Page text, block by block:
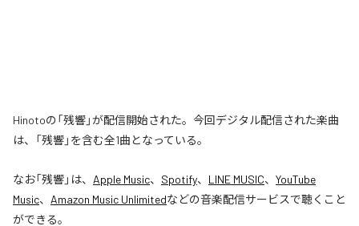
Hinotoの「残響」が配信開始された。今回デジタル配信された楽曲
は、「残響」を含む全1曲となっている。
なお「残響」は、 Apple Music、 Spotify、 LINE MUSIC、 YouTube
Music、 Amazon Music Unlimitedなどの音楽配信サービスで聴くこと
ができる。